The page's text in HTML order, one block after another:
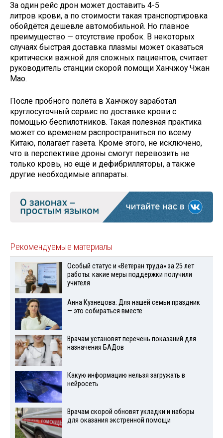
За один рейс дрон может доставить 4-5
литров крови, а по стоимости такая транспортировка
обойдётся дешевле автомобильной. Но главное
преимущество — отсутствие пробок. В некоторых
случаях быстрая доставка плазмы может оказаться
критически важной для сложных пациентов, считает
руководитель станции скорой помощи Ханчжоу Чжан
Мао.
После пробного полёта в Ханчжоу заработал
круглосуточный сервис по доставке крови с
помощью беспилотников. Такая полезная практика
может со временем распространиться по всему
Китаю, полагает газета. Кроме этого, не исключено,
что в перспективе дроны смогут перевозить не
только кровь, но ещё и дефибрилляторы, а также
другие необходимые аппараты.
Рекомендуемые материалы
Особый статус и «Ветеран труда» за 25 лет
работы: какие меры поддержки получили
учителя
Анна Кузнецова: Для нашей семьи праздник
— это собираться вместе
Врачам установят перечень показаний для
назначения БАДов
Какую информацию нельзя загружать в
нейросеть
Врачам скорой обновят укладки и наборы
для оказания экстренной помощи